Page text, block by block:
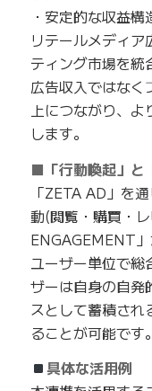
・安定的な収益構
リテールメディ
ティング市場を統
広告収入ではなく
上につながり、よ
します。
■「行動喚起」と
「ZETA AD」を
動(閲覧・購買・
ENGAGEMENT
ユーザー単位で総
ザーは自身の自発
スとして蓄積され
ることが可能です。
具体な活用例